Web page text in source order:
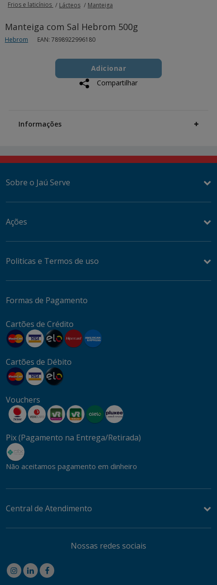
Frios e laticínios Lácteos Manteiga
Manteiga com Sal Hebrom 500g
Hebrom EAN: 7898922996180
to
cart
Product
ActionsAdicionar
Compartilhar
Information
Informações
Sobre o Jaú Serve
Ações
Politicas e Termos de uso
Formas de Pagamento
Cartões de Crédito
Cartões de Débito
Vouchers
Pix (Pagamento na Entrega/Retirada)
Não aceitamos pagamento em dinheiro
Central de Atendimento
Nossas redes sociais